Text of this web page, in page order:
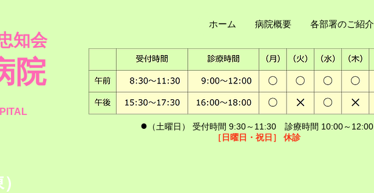
知会
院
ホーム 病院概要 各部署のご紹介
​● （土曜日） 受付時間 9:30～11:30 診療時間 10:00～12:00
［日曜日・祝日］
休診